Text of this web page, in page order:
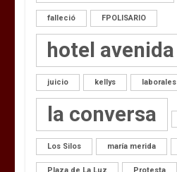
falleció FPOLISARIO
hotel avenida
juicio kellys laborales
la conversa
Los Silos maría merida
Plaza de La Luz Protesta